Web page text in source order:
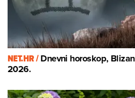
NET.HR /Dnevni horoskop,
2026.